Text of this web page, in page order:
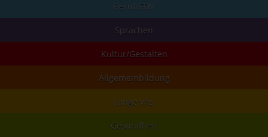
Beruf/EDV
Sprachen
Kultur/Gestalten
Allgemeinbildung
junge vhs
Gesundheit